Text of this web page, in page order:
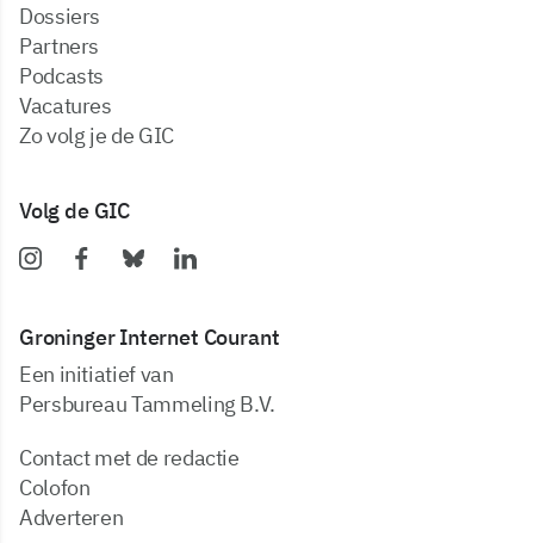
dossiers
partners
podcasts
vacatures
zo volg je de GIC
Volg de GIC
Groninger Internet Courant
Een initiatief van
Persbureau Tammeling B.V.
Contact met de redactie
Colofon
Adverteren